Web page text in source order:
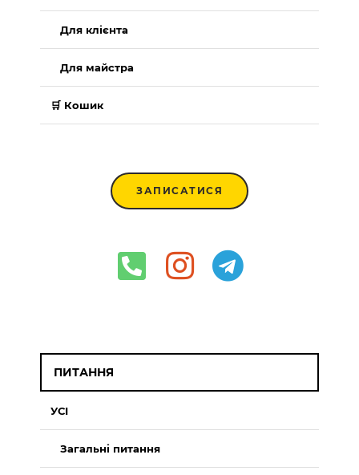
Для клієнта
Для майстра
🛒 Кошик
ЗАПИСАТИСЯ
ПИТАННЯ
УСІ
Загальні питання